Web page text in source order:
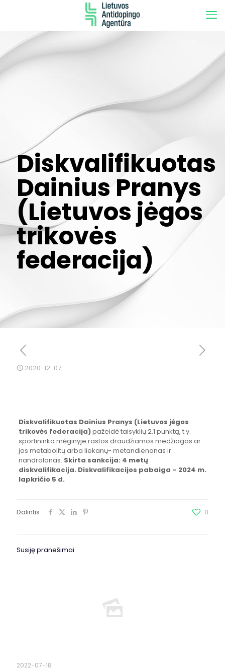
Diskvalifikuotas
Dainius Pranys
(Lietuvos jėgos
trikovės
federacija)
2020-12-07
Diskvalifikuotas Dainius Pranys (Lietuvos jėgos
trikovės federacija)pažeidė taisyklių 2.1 punktą, t.y.
sportininko mėginyje rastos draudžiamos medžiagos ar
jos metabolitų arba liekanų- metandienonas ir
nandrolonas. Skirta sankcija: 4 metų
diskvalifikacija. Diskvalifikacijos pabaiga – 2024 m.
lapkričio 5 d.
Dalintis 0
Susiję pranešimai
2022-07-18